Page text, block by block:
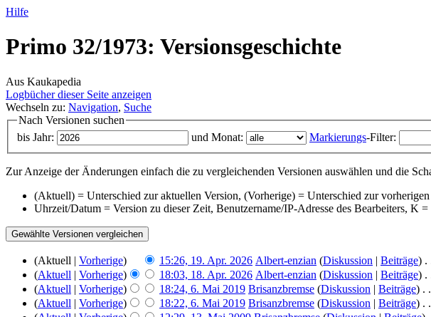
Hilfe
Primo 32/1973: Versionsgeschichte
Aus Kaukapedia
Logbücher dieser Seite anzeigen
Wechseln zu: Navigation, Suche
Nach Versionen suchen
bis Jahr:
und Monat: Markierungs-Filter:
Zur Anzeige der Änderungen einfach die zu vergleichenden Versionen auswählen und die
(Aktuell) = Unterschied zur aktuellen Version, (Vorherige) = Unterschied zur
Uhrzeit/Datum = Version zu dieser Zeit, Benutzername/IP-Adresse des Bearbeiters, K
(Aktuell | Vorherige) 15:26, 19. Apr. 2026 Albert-enzian (Diskussion Beiträge) .
(Aktuell Vorherige) 18:03, 18. Apr. 2026 Albert-enzian (Diskussion Beiträge) .
(Aktuell Vorherige) 18:24, 6. Mai 2019 Brisanzbremse (Diskussion Beiträge) . .
(Aktuell Vorherige) 18:22, 6. Mai 2019 Brisanzbremse (Diskussion Beiträge) . .